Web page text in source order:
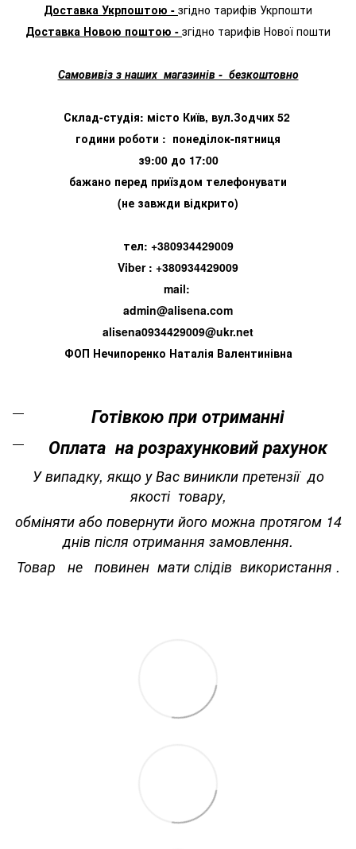
Доставка Укрпоштою - згідно тарифів Укрпошти
Доставка Новою поштою - згідно тарифів Нової пошти
Самовивіз з наших магазинів - безкоштовно
Склад-студія: місто Київ, вул.Зодчих 52
години роботи : понеділок-пятниця
з9:00 до 17:00
бажано перед приїздом телефонувати
(не завжди відкрито)
тел: +380934429009
Viber : +380934429009
mail:
admin@alisena.com
alisena0934429009@ukr.net
ФОП Нечипоренко Наталія Валентинівна
Готівкою при отриманні
Оплата на розрахунковий рахунок
У випадку, якщо у Вас виникли претензії до
якості товару,
обміняти або повернути його можна протягом 14
днів після отримання замовлення.
Товар не повинен мати слідів використання .